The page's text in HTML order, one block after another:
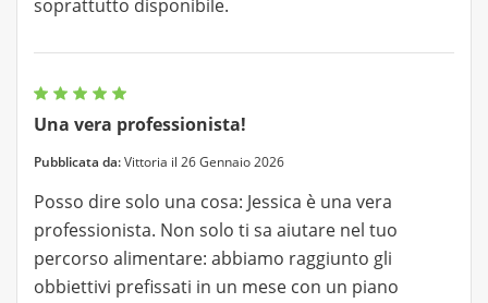
soprattutto disponibile.
Una vera professionista!
Pubblicata da:Vittoria il 26 Gennaio 2026
Posso dire solo una cosa: Jessica è una vera
professionista. Non solo ti sa aiutare nel tuo
percorso alimentare: abbiamo raggiunto gli
obbiettivi prefissati in un mese con un piano